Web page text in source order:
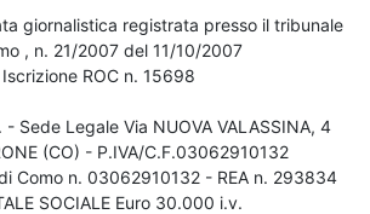
giornalistica registrata presso il tribunale
, n. 21/2007 del 11/10/2007
Iscrizione ROC n. 15698
- Sede Legale Via NUOVA VALASSINA, 4
(CO) - P.IVA/C.F.03062910132
Como n. 03062910132 - REA n. 293834
SOCIALE Euro 30.000 i.v.